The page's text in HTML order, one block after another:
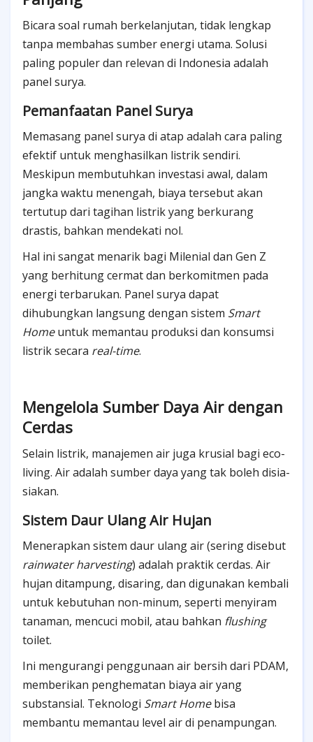
Bicara soal rumah berkelanjutan, tidak lengkap
tanpa membahas sumber energi utama. Solusi
paling populer dan relevan di Indonesia adalah
panel surya.
Pemanfaatan Panel Surya
Memasang panel surya di atap adalah cara paling
efektif untuk menghasilkan listrik sendiri.
Meskipun membutuhkan investasi awal, dalam
jangka waktu menengah, biaya tersebut akan
tertutup dari tagihan listrik yang berkurang
drastis, bahkan mendekati nol.
Hal ini sangat menarik bagi Milenial dan Gen Z
yang berhitung cermat dan berkomitmen pada
energi terbarukan. Panel surya dapat
dihubungkan langsung dengan sistem Smart
Homeuntuk memantau produksi dan konsumsi
listrik secara real-time.
Mengelola Sumber Daya Air dengan
Cerdas
Selain listrik, manajemen air juga krusial bagi eco-
living. Air adalah sumber daya yang tak boleh disia-
siakan.
Sistem Daur Ulang Air Hujan
Menerapkan sistem daur ulang air (sering disebut
rainwater harvesting) adalah praktik cerdas. Air
hujan ditampung, disaring, dan digunakan kembali
untuk kebutuhan non-minum, seperti menyiram
tanaman, mencuci mobil, atau bahkan flushing
toilet.
Ini mengurangi penggunaan air bersih dari PDAM,
memberikan penghematan biaya air yang
substansial. Teknologi Smart Homebisa
membantu memantau level air di penampungan.